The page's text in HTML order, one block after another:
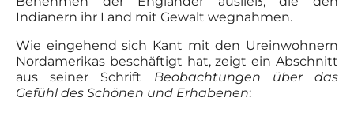
Indianern ihr Land mit Gewalt wegnahmen.
Wie eingehend sich Kant mit den Ureinwohnern
Nordamerikas beschäftigt hat, zeigt ein Abschnitt
aus seiner Schrift Beobachtungen über das
Gefühl des Schönen und Erhabenen: